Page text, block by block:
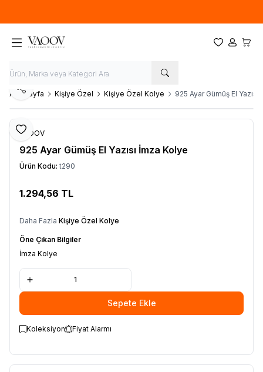
Favorilerim
Hesabım
Ana Sayfa Kişiye Özel Kişiye Özel Kolye 925 Ayar Gümüş El
Favoriye Ekle
Paylaş
VAOOV
925 Ayar Gümüş El Yazısı İmza Kolye
Ürün Kodu: t290
1.294,56 TL
Daha Fazla Kişiye Özel Kolye
Öne Çıkan Bilgiler
İmza Kolye
Sepete Ekle
Koleksiyon Fiyat Alarmı